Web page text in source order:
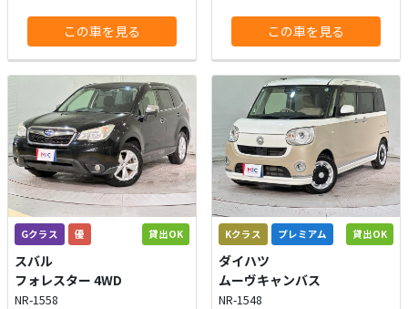
この車を見る この車を見る
Gクラス 優 貸出OK
スバル
フォレスター 4WD
NR-1558
Kクラス プレミアム 貸出OK
ダイハツ
ムーヴキャンバス
NR-1548